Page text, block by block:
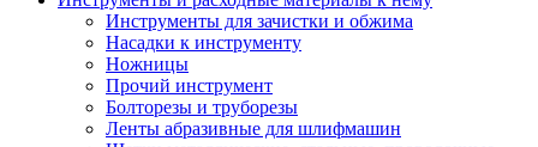
Инструменты для зачистки и обжима
Насадки к инструменту
Ножницы
Прочий инструмент
Болторезы и труборезы
Ленты абразивные для шлифмашин